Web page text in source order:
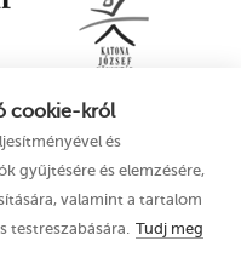
cookie-król
és
gyűjtésére és elemzésére,
valamint a tartalom
testreszabására. Tudj meg